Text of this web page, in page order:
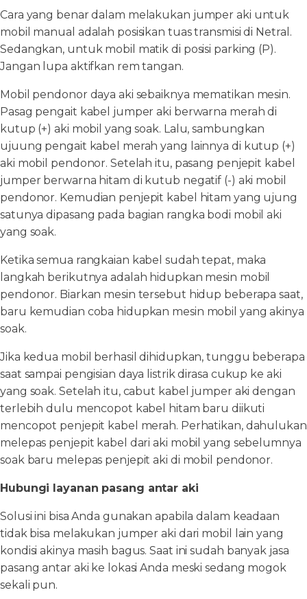
Cara yang benar dalam melakukan jumper aki untuk
mobil manual adalah posisikan tuas transmisi di Netral.
Sedangkan, untuk mobil matik di posisi parking (P).
Jangan lupa aktifkan rem tangan.
Mobil pendonor daya aki sebaiknya mematikan mesin.
Pasag pengait kabel jumper aki berwarna merah di
kutup (+) aki mobil yang soak. Lalu, sambungkan
ujuung pengait kabel merah yang lainnya di kutup (+)
aki mobil pendonor. Setelah itu, pasang penjepit kabel
jumper berwarna hitam di kutub negatif (-) aki mobil
pendonor. Kemudian penjepit kabel hitam yang ujung
satunya dipasang pada bagian rangka bodi mobil aki
yang soak.
Ketika semua rangkaian kabel sudah tepat, maka
langkah berikutnya adalah hidupkan mesin mobil
pendonor. Biarkan mesin tersebut hidup beberapa saat,
baru kemudian coba hidupkan mesin mobil yang akinya
soak.
Jika kedua mobil berhasil dihidupkan, tunggu beberapa
saat sampai pengisian daya listrik dirasa cukup ke aki
yang soak. Setelah itu, cabut kabel jumper aki dengan
terlebih dulu mencopot kabel hitam baru diikuti
mencopot penjepit kabel merah. Perhatikan, dahulukan
melepas penjepit kabel dari aki mobil yang sebelumnya
soak baru melepas penjepit aki di mobil pendonor.
Hubungi layanan pasang antar aki
Solusi ini bisa Anda gunakan apabila dalam keadaan
tidak bisa melakukan jumper aki dari mobil lain yang
kondisi akinya masih bagus. Saat ini sudah banyak jasa
pasang antar aki ke lokasi Anda meski sedang mogok
sekali pun.